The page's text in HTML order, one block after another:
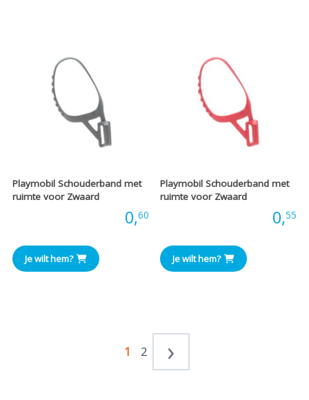
Playmobil Schouderband met
ruimte voor Zwaard
0,60
Je wilt hem?
Playmobil Schouderband met
ruimte voor Zwaard
0,55
Je wilt hem?
1 2